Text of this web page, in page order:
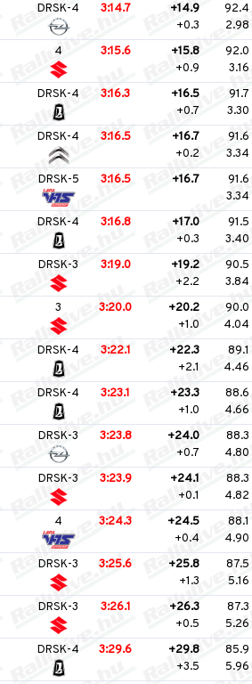
DRSK-4 3:14.7
+14.9
+0.3
92.4
2.98
4 3:15.6
+15.8
+0.9
92.0
3.16
DRSK-4 3:16.3
+16.5
+0.7
91.7
3.30
DRSK-4 3:16.5
+16.7
+0.2
91.6
3.34
DRSK-5 3:16.5 +16.7
91.6
3.34
DRSK-4 3:16.8
+17.0
+0.3
91.5
3.40
DRSK-3 3:19.0
+19.2
+2.2
90.5
3.84
3 3:20.0
+20.2
+1.0
90.0
4.04
DRSK-4 3:22.1
+22.3
+2.1
89.1
4.46
DRSK-4 3:23.1
+23.3
+1.0
88.6
4.66
DRSK-3 3:23.8
+24.0
+0.7
88.3
4.80
DRSK-3 3:23.9
+24.1
+0.1
88.3
4.82
4 3:24.3
+24.5
+0.4
88.1
4.90
DRSK-3 3:25.6
+25.8
+1.3
87.5
5.16
DRSK-3 3:26.1
+26.3
+0.5
87.3
5.26
DRSK-4 3:29.6
+29.8
+3.5
85.9
5.96